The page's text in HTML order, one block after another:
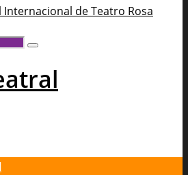
Internacional de Teatro Rosa